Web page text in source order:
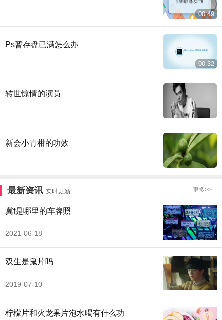
00:49
Ps暂存盘已满怎么办
00:32
转世惊情的演员
新会小青柑的功效
最新资讯 实时更新 更多>>
冀f是哪里的车牌照
2021-06-18
双生是鬼片吗
2019-07-10
柠檬片和火龙果片泡水喝有什么功